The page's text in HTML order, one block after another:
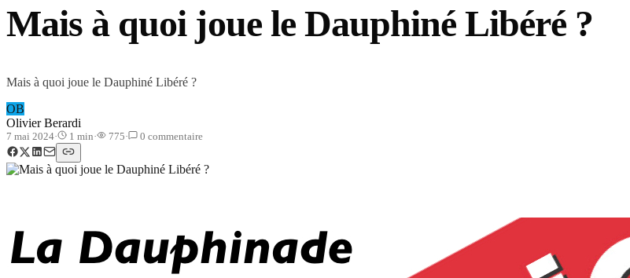
Mais à quoi joue le Dauphiné Libéré ?
Mais à quoi joue le Dauphiné Libéré ?
OB
Olivier Berardi
7 mai 2024· 1 min· 775· 0 commentaire